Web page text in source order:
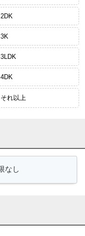
2DK
3K
3LDK
4DK
それ以上